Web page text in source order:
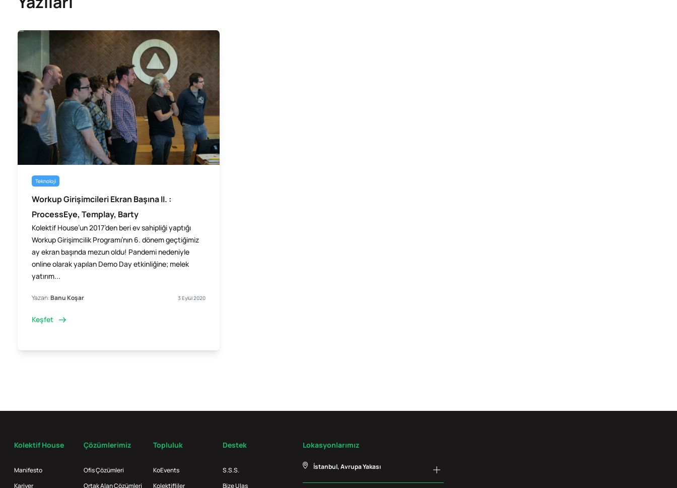
Teknoloji
Workup Girişimcileri Ekran Başına II. :
ProcessEye, Templay, Barty
Kolektif House’un 2017’den beri ev sahipliği yaptığı
Workup Girişimcilik Programı’nın 6. dönem geçtiğimiz
ay ekran başında mezun oldu! Pandemi nedeniyle
online olarak yapılan Demo Day etkinliğine; melek
yatırım...
Yazan:Banu Koşar 3 Eylül 2020
Keşfet
Kolektif House
Manifesto
Kariyer
Çözümlerimiz
Ofis Çözümleri
Ortak Alan Çözümleri
Topluluk
KoEvents
Kolektifliler
Destek
S.S.S.
Bize Ulaş
Lokasyonlarımız
İstanbul, Avrupa Yakası